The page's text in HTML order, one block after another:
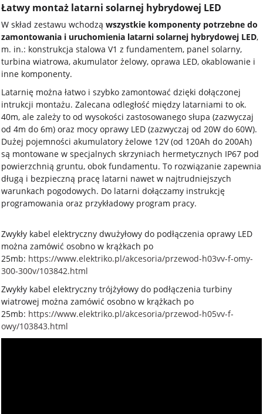
Łatwy montaż latarni solarnej hybrydowej LED
W skład zestawu wchodząwszystkie komponenty potrzebne do
zamontowania i uruchomienia latarni solarnej hybrydowej LED,
m. in.: konstrukcja stalowa V1 z fundamentem, panel solarny,
turbina wiatrowa, akumulator żelowy, oprawa LED, okablowanie i
inne komponenty.
Latarnię można łatwo i szybko zamontować dzięki dołączonej
intrukcji montażu. Zalecana odległość między latarniami to ok.
40m, ale zależy to od wysokości zastosowanego słupa (zazwyczaj
od 4m do 6m) oraz mocy oprawy LED (zazwyczaj od 20W do 60W).
Dużej pojemności akumulatory żelowe 12V (od 120Ah do 200Ah)
są montowane w specjalnych skrzyniach hermetycznych IP67 pod
powierzchnią gruntu, obok fundamentu. To rozwiązanie zapewnia
długą i bezpieczną pracę latarni nawet w najtrudniejszych
warunkach pogodowych. Do latarni dołączamy instrukcję
programowania oraz przykładowy program pracy.
Zwykły kabel elektryczny dwużyłowy do podłączenia oprawy LED
można zamówić osobno w krążkach po
25mb: https://www.elektriko.pl/akcesoria/przewod-h03vv-f-omy-
300-300v/103842.html
Zwykły kabel elektryczny trójżyłowy do podłączenia turbiny
wiatrowej można zamówić osobno w krążkach po
25mb: https://www.elektriko.pl/akcesoria/przewod-h05vv-f-
owy/103843.html